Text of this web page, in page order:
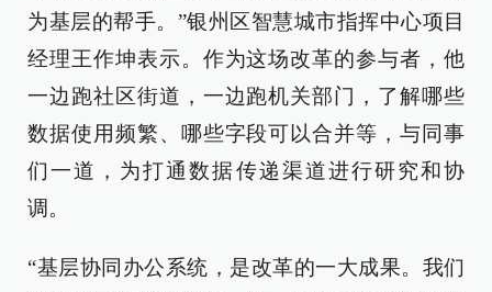
为基层的帮手。”银州区智慧城市指挥中心项目
经理王作坤表示。作为这场改革的参与者，他
一边跑社区街道，一边跑机关部门，了解哪些
数据使用频繁、哪些字段可以合并等，与同事
们一道，为打通数据传递渠道进行研究和协
调。
“基层协同办公系统，是改革的一大成果。我们